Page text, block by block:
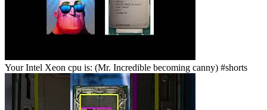
Your Intel Xeon cpu is: (Mr. Incredible becoming canny) #shorts